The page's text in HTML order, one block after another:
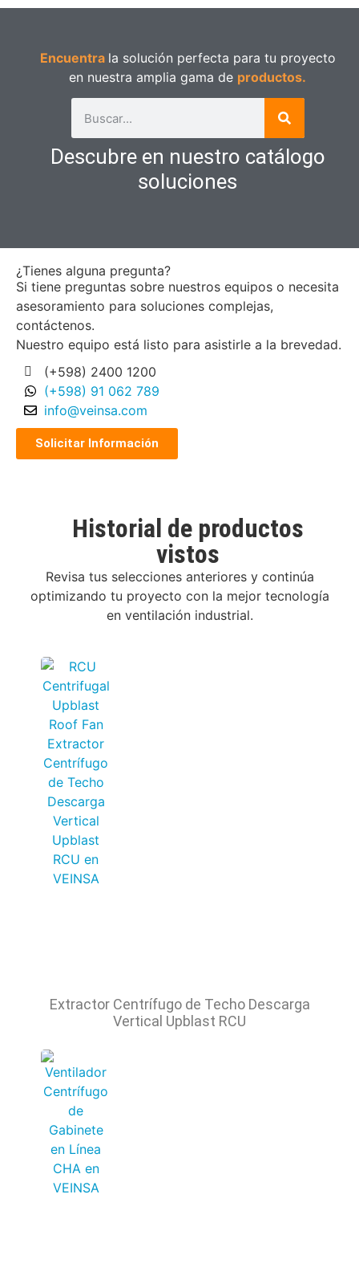
Encuentra la solución perfecta para tu proyecto
en nuestra amplia gama de productos.
Descubre en nuestro catálogo
soluciones
¿Tienes alguna pregunta?
Si tiene preguntas sobre nuestros equipos o necesita
asesoramiento para soluciones complejas,
contáctenos.
Nuestro equipo está listo para asistirle a la brevedad.
(+598) 2400 1200
(+598) 91 062 789
info@veinsa.com
Solicitar Información
Historial de productos
vistos
Extractor Centrífugo de Techo Descarga
Vertical Upblast RCU
Revisa tus selecciones anteriores y continúa
optimizando tu proyecto con la mejor tecnología
en ventilación industrial.